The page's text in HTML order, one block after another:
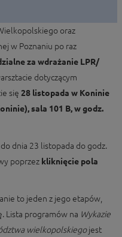
oraz
w Poznaniu po raz
za wdrażanie LPR/
dotyczącym
się 28 listopada w Koninie
sala 101 B, w godz.
dnia 23 listopada do godz.
poprzez kliknięcie pola
to jeden z jego etapów,
Lista programów na Wykazie
wielkopolskiegojest